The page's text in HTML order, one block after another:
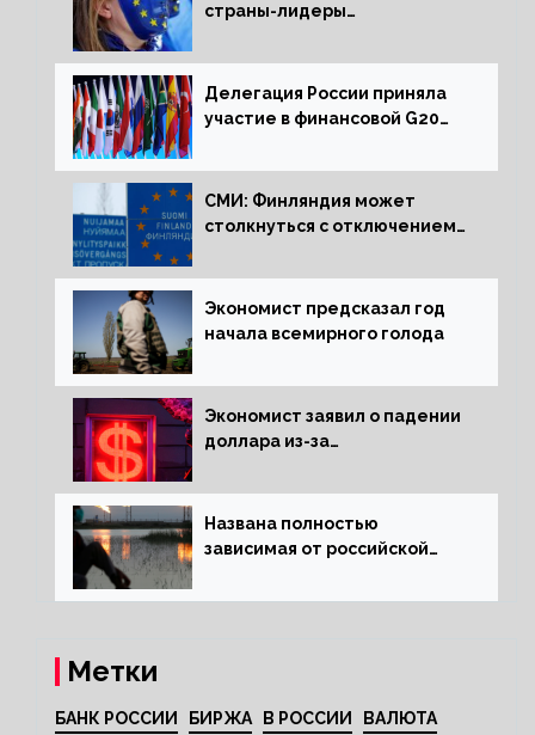
страны-лидеры
активов
Делегация России приняла
участие в финансовой G20
СМИ: Финляндия может
столкнуться с отключением
Экономист предсказал год
начала всемирного голода
Экономист заявил о падении
доллара из-за
Названа полностью
зависимая от российской
Метки
БАНК РОССИИ БИРЖА В РОССИИ ВАЛЮТА